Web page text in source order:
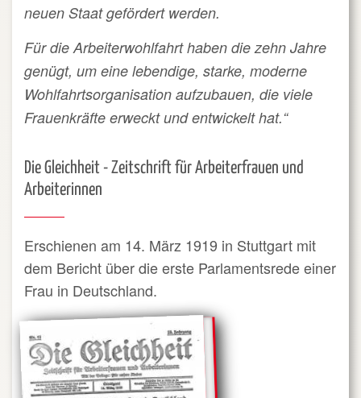
neuen Staat gefördert werden.
Für die Arbeiterwohlfahrt haben die zehn Jahre
genügt, um eine lebendige, starke, moderne
Wohlfahrtsorganisation aufzubauen, die viele
Frauenkräfte erweckt und entwickelt hat.“
Die Gleichheit - Zeitschrift für Arbeiterfrauen und
Arbeiterinnen
Erschienen am 14. März 1919 in Stuttgart mit
dem Bericht über die erste Parlamentsrede einer
Frau in Deutschland.